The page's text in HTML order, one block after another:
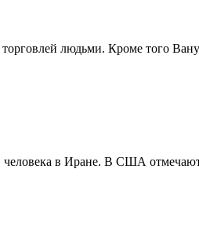
людьми. Кроме того
человека в Иране. В США